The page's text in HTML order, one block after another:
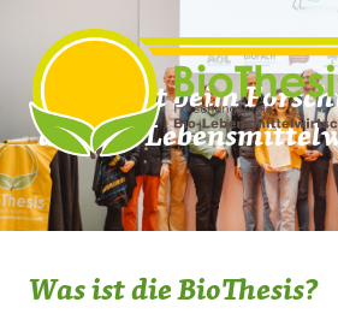
Inhalt
springenMach mit beim
der Bio-
Was ist die BioThesis?